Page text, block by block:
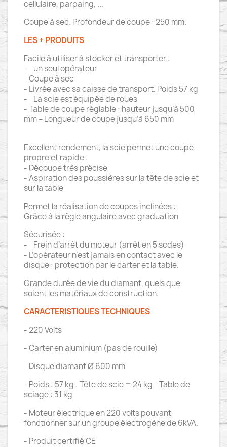
cellulaire, parpaing, ...
Coupe à sec. Profondeur de coupe : 250 mm.
LES + PRODUITS
Facile à utiliser à stocker et transporter :
- un seul opérateur
- Coupe à sec
- Livrée avec sa caisse de transport. Poids 57 kg
- La scie est équipée de roues
- Table de coupe réglable : hauteur jusqu’à 500
mm – Longueur de coupe jusqu’à 650 mm
Excellent rendement, la scie permet une coupe
propre et rapide :
- Découpe très précise
- Aspiration des poussières sur la tête de scie et
sur la table
Permet la réalisation de coupes inclinées :
Grâce à la règle angulaire avec graduation
Sécurisée :
- Frein d’arrêt du moteur (arrêt en 5 scdes)
- L’opérateur n’est jamais en contact avec le
disque : protection par le carter et la table.
Grande durée de vie du diamant, quels que
soient les matériaux de construction.
CARACTERISTIQUES TECHNIQUES
- 220 Volts
- Carter en aluminium (pas de rouille)
- Disque diamant Ø 600 mm
- Poids : 57 kg : Tête de scie = 24 kg - Table de
sciage : 31 kg
- Moteur électrique en 220 volts pouvant
fonctionner sur un groupe électrogène de 6kVA.
- Produit certifié CE